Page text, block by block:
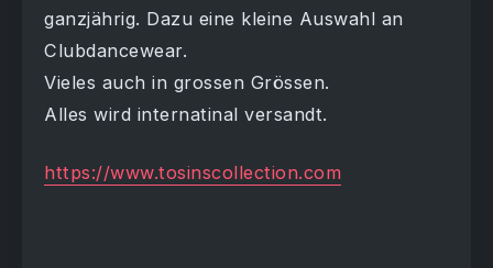
ganzjährig. Dazu eine kleine Auswahl an
Clubdancewear.
Vieles auch in grossen Grössen.
Alles wird internatinal versandt.
https://www.tosinscollection.com